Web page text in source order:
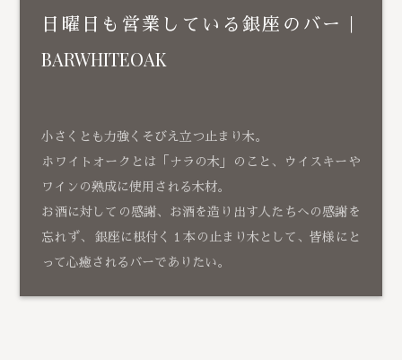
日曜日も営業している銀座のバー｜
BARWHITEOAK
小さくとも力強くそびえ立つ止まり木。
ホワイトオークとは「ナラの木」のこと、ウイスキーや
ワインの熟成に使用される木材。
お酒に対しての感謝、お酒を造り出す人たちへの感謝を
忘れず、 銀座に根付く１本の止まり木として、皆様にと
って心癒されるバーでありたい。